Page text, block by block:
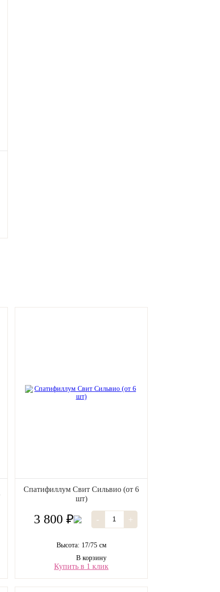
Спатифиллум Свит Сильвио (от 6
шт)
3 800 ₽ - +
Высота: 17/75 см
В корзину
Купить в 1 клик